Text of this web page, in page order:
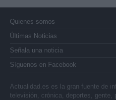
Quienes somos
Últimas Noticias
Señala una noticia
Síguenos en Facebook
Actualidad.es es la gran fuente de
televisión, crónica, deportes,